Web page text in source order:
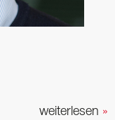
weiterlesen »